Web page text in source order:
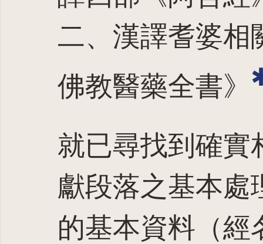
二、漢譯耆婆相
佛教醫藥全書》
就已尋找到確實
獻段落之基本處
的基本資料（經